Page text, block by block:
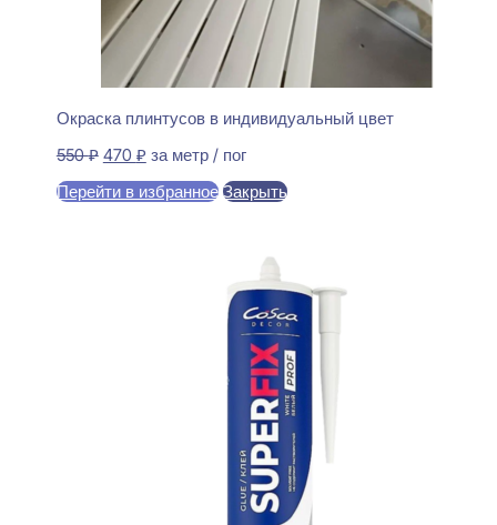
Окраска плинтусов в индивидуальный цвет
550₽ Первоначальная
составляла
470 ₽Текущая
470 ₽.
за метр / пог
Перейти в избранное Закрыть